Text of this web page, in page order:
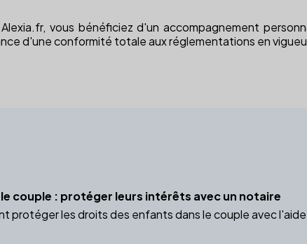
vous bénéficiez d'un accompagnement
d'une conformité totale aux réglementations en
couple : protéger leurs intérêts avec un notaire
protéger les droits des enfants dans le couple avec